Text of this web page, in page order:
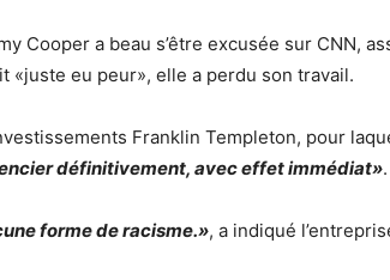
Cooper a beau s’être excusée sur CNN,
«juste eu peur», elle a perdu son travail.
Franklin Templeton, pour
définitivement, avec effet immédiat».
forme de racisme.», a indiqué